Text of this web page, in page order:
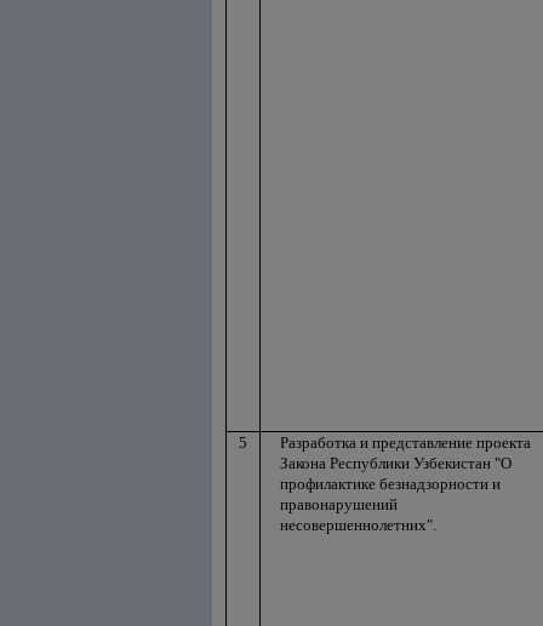
5
Разработка и представление проекта
Закона Республики Узбекистан "О
профилактике безнадзорности и
правонарушений
несовершеннолетних".